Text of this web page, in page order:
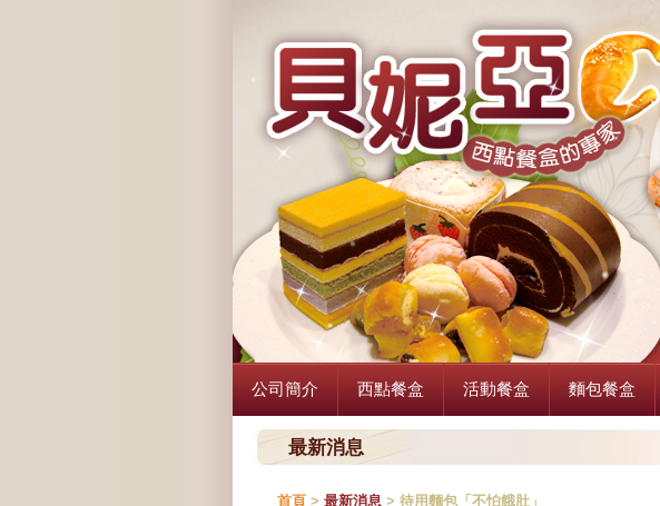
公司簡介 西點餐盒 活動餐盒 麵包餐盒
最新消息
首頁 > 最新消息 > 待用麵包「不怕餓肚」